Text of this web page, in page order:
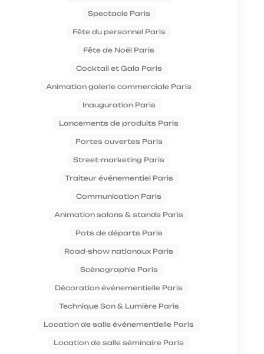
Spectacle Paris
Fête du personnel Paris
Fête de Noël Paris
Cocktail et Gala Paris
Animation galerie commerciale Paris
Inauguration Paris
Lancements de produits Paris
Portes ouvertes Paris
Street-marketing Paris
Traiteur événementiel Paris
Communication Paris
Animation salons & stands Paris
Pots de départs Paris
Road-show nationaux Paris
Scènographie Paris
Décoration événementielle Paris
Technique Son & Lumière Paris
Location de salle événementielle Paris
Location de salle séminaire Paris